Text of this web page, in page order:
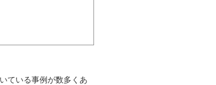
ている事例が数多くあ